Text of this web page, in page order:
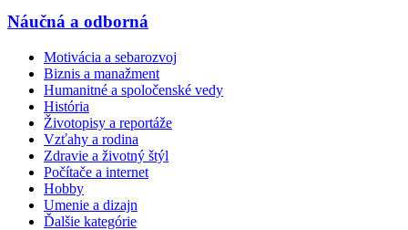
Náučná a odborná
Motivácia a sebarozvoj
Biznis a manažment
Humanitné a spoločenské vedy
História
Životopisy a reportáže
Vzťahy a rodina
Zdravie a životný štýl
Počítače a internet
Hobby
Umenie a dizajn
Ďalšie kategórie